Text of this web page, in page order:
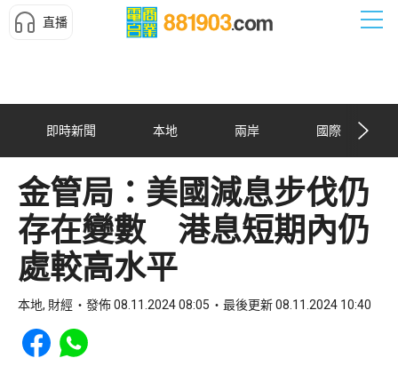
直播
即時新聞 本地 兩岸 國際
金管局：美國減息步伐仍
存在變數 港息短期內仍
處較高水平
本地, 財經 發佈 08.11.2024 08:05 最後更新 08.11.2024 10:40
Share to Facebook
Share to WhatsApp